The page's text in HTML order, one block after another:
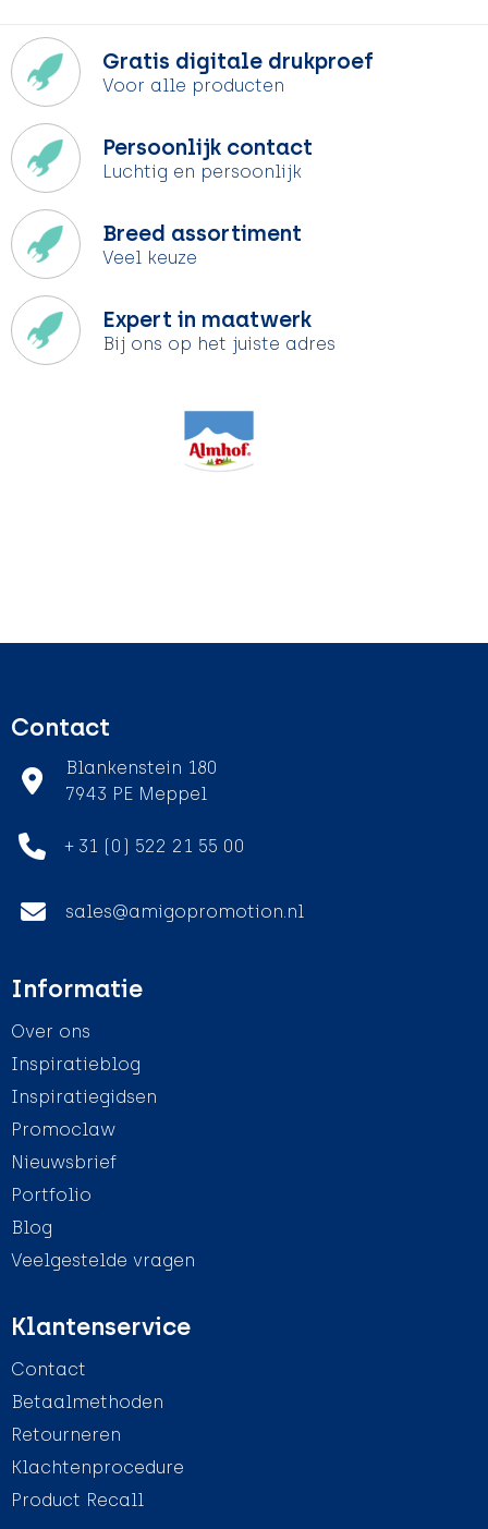
Gratis digitale drukproef
Voor alle producten
Persoonlijk contact
Luchtig en persoonlijk
Breed assortiment
Veel keuze
Expert in maatwerk
Bij ons op het juiste adres
Contact
Blankenstein 180
7943 PE Meppel
+ 31 (0) 522 21 55 00
sales@amigopromotion.nl
Informatie
Over ons
Inspiratieblog
Inspiratiegidsen
Promoclaw
Nieuwsbrief
Portfolio
Blog
Veelgestelde vragen
Klantenservice
Contact
Betaalmethoden
Retourneren
Klachtenprocedure
Product Recall